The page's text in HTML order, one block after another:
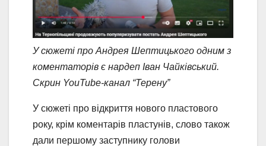
У сюжеті про Андрея Шептицького одним з
коментаторів є нардеп Іван Чайківський.
Скрин YouTube-канал “Терену”
У сюжеті про відкриття нового пластового
року, крім коментарів пластунів, слово також
дали першому заступнику голови